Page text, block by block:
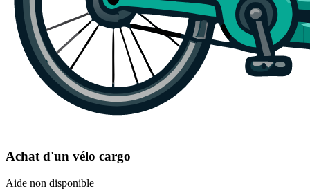
Achat d'un vélo cargo
Aide non disponible